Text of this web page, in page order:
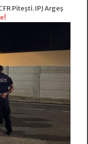
Pitești. IPJ Argeș